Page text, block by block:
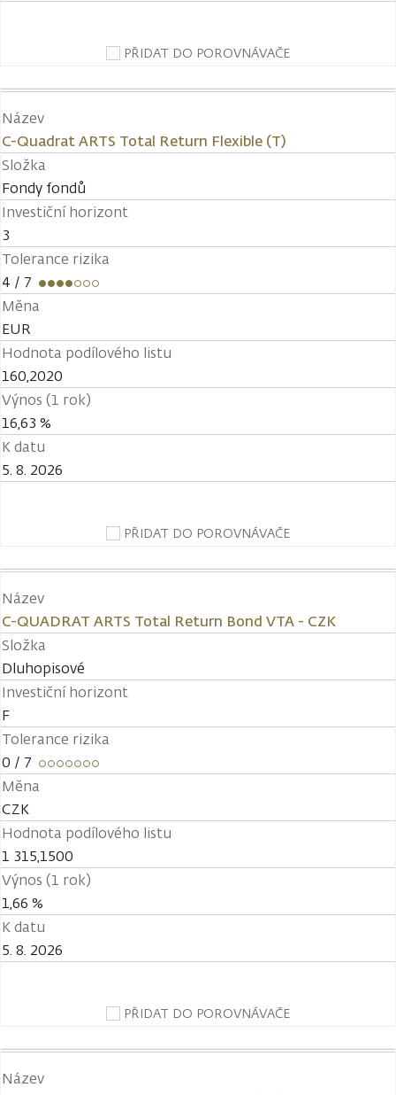
PŘIDAT DO POROVNÁVAČE
Název
C-Quadrat ARTS Total Return Flexible (T)
Složka
Fondy fondů
Investiční horizont
3
Tolerance rizika
4 / 7
Měna
EUR
Hodnota podílového listu
160,2020
Výnos (1 rok)
16,63 %
K datu
5. 8. 2026
PŘIDAT DO POROVNÁVAČE
Název
C-QUADRAT ARTS Total Return Bond VTA - CZK
Složka
Dluhopisové
Investiční horizont
F
Tolerance rizika
0 / 7
Měna
CZK
Hodnota podílového listu
1 315,1500
Výnos (1 rok)
1,66 %
K datu
5. 8. 2026
PŘIDAT DO POROVNÁVAČE
Název